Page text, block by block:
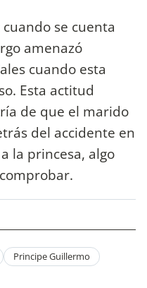
se cuenta
amenazó
cuando esta
Esta actitud
de que el marido
del accidente en
la princesa, algo
Principe Guillermo